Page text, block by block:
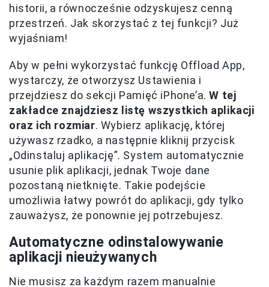
historii, a równocześnie odzyskujesz cenną
przestrzeń. Jak skorzystać z tej funkcji? Już
wyjaśniam!
Aby w pełni wykorzystać funkcję Offload App,
wystarczy, że otworzysz Ustawienia i
przejdziesz do sekcji Pamięć iPhone’a.W tej
zakładce znajdziesz listę wszystkich aplikacji
oraz ich rozmiar. Wybierz aplikację, której
używasz rzadko, a następnie kliknij przycisk
„Odinstaluj aplikację”. System automatycznie
usunie plik aplikacji, jednak Twoje dane
pozostaną nietknięte. Takie podejście
umożliwia łatwy powrót do aplikacji, gdy tylko
zauważysz, że ponownie jej potrzebujesz.
Automatyczne odinstalowywanie
aplikacji nieużywanych
Nie musisz za każdym razem manualnie